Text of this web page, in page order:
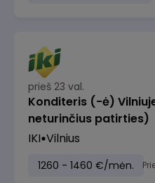
prieš 23 val.
Konditeris (-ė)
neturinčius patirties)
IKI Vilnius
1260 - 1460 €/mėn.